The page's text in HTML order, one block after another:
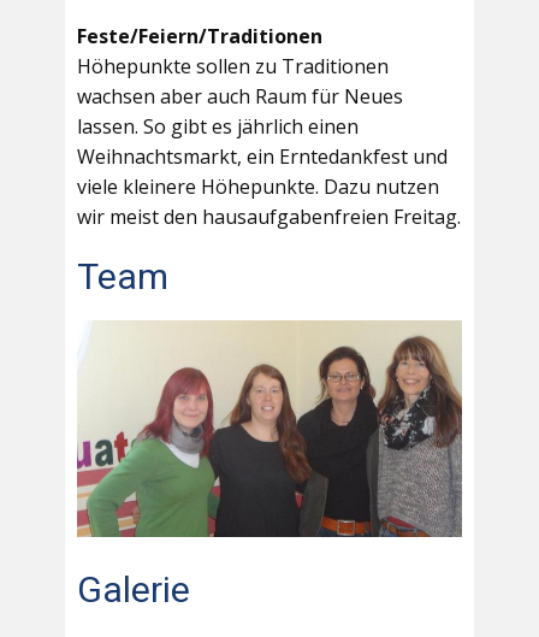
Feste/Feiern/Traditionen
Höhepunkte sollen zu Traditionen
wachsen aber auch Raum für Neues
lassen. So gibt es jährlich einen
Weihnachtsmarkt, ein Erntedankfest und
viele kleinere Höhepunkte. Dazu nutzen
wir meist den hausaufgabenfreien Freitag.
Team
Galerie